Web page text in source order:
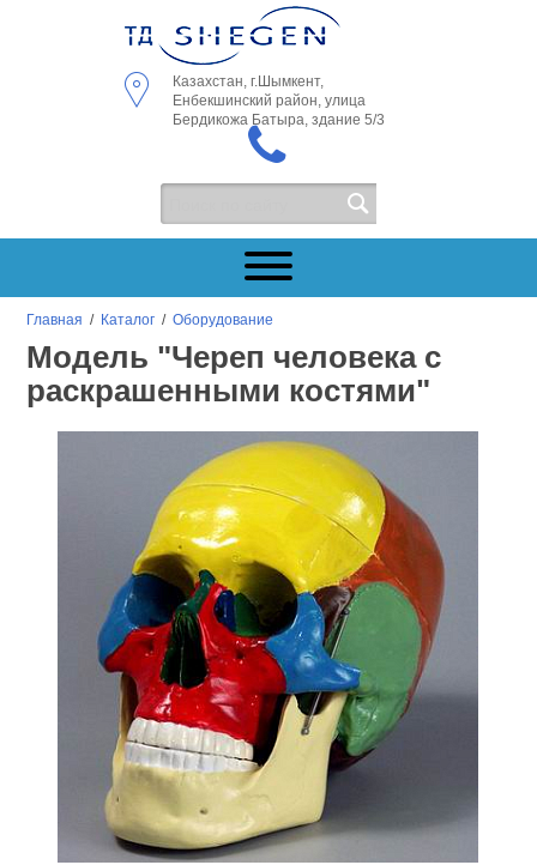
Казахстан, г.Шымкент,
Енбекшинский район, улица
Бердикожа Батыра, здание 5/3
Главная / Каталог /Оборудование
Модель "Череп человека с
раскрашенными костями"